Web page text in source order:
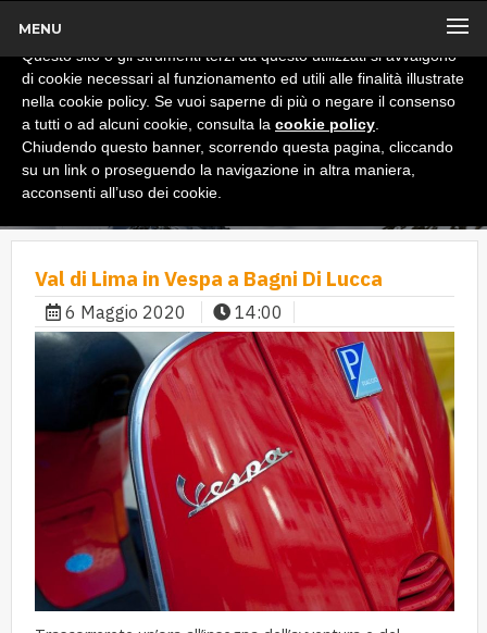
MENU
Val di Lima in Vespa a Bagni Di Lucca
6 Maggio 2020 14:00
x
Informativa
Questo sito o gli strumenti terzi da questo utilizzati si avvalgono
di cookie necessari al funzionamento ed utili alle finalità illustrate
nella cookie policy. Se vuoi saperne di più o negare il consenso
a tutti o ad alcuni cookie, consulta la cookie policy
Chiudendo questo banner, scorrendo questa pagina, cliccando
su un link o proseguendo la navigazione in altra maniera,
acconsenti all’uso dei cookie.